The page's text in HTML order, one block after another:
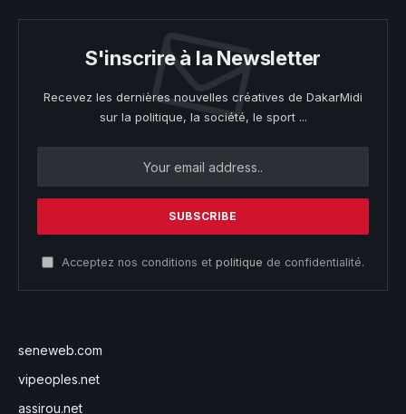
S'inscrire à la Newsletter
Recevez les dernières nouvelles créatives de DakarMidi
sur la politique, la société, le sport ...
Acceptez nos conditions et politique de confidentialité.
seneweb.com
vipeoples.net
assirou.net